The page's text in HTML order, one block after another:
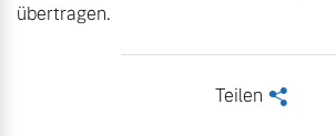
übertragen.
Teilen <